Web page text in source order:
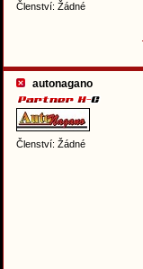
Členství: Žádné
autonagano
Členství: Žádné